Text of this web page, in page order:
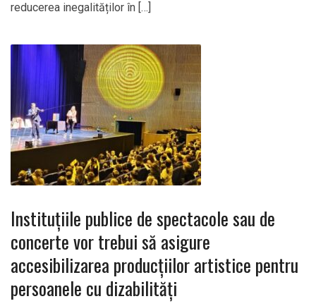
reducerea inegalităților în […]
Instituţiile publice de spectacole sau de
concerte vor trebui să asigure
accesibilizarea producţiilor artistice pentru
persoanele cu dizabilități